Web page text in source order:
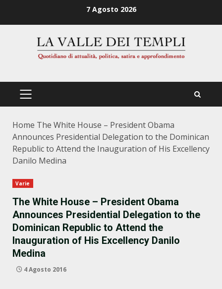
7 Agosto 2026
PRIMÄRES
Home The White House – President Obama
Announces Presidential Delegation to the Dominican
Republic to Attend the Inauguration of His Excellency
Danilo Medina
Varie
The White House – President Obama
Announces Presidential Delegation to the
Dominican Republic to Attend the
Inauguration of His Excellency Danilo
Medina
4 Agosto 2016